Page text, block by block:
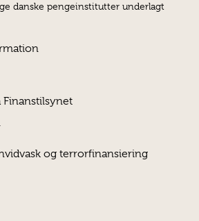
danske pengeinstitutter underlagt
Finanstilsynet
og terrorfinansiering